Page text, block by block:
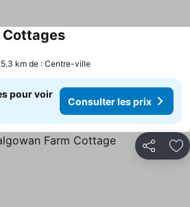
Cottages
km de : Centre-ville
pour voir
Consulter les prix
Partager